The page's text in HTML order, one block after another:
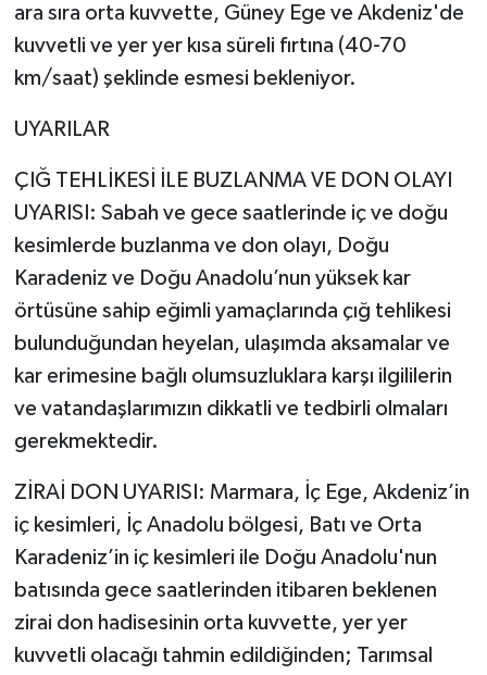
ara sıra orta kuvvette, Güney Ege ve Akdeniz'de
kuvvetli ve yer yer kısa süreli fırtına (40-70
km/saat) şeklinde esmesi bekleniyor.
UYARILAR
ÇIĞ TEHLİKESİ İLE BUZLANMA VE DON OLAYI
UYARISI: Sabah ve gece saatlerinde iç ve doğu
kesimlerde buzlanma ve don olayı, Doğu
Karadeniz ve Doğu Anadolu’nun yüksek kar
örtüsüne sahip eğimli yamaçlarında çığ tehlikesi
bulunduğundan heyelan, ulaşımda aksamalar ve
kar erimesine bağlı olumsuzluklara karşı ilgililerin
ve vatandaşlarımızın dikkatli ve tedbirli olmaları
gerekmektedir.
ZİRAİ DON UYARISI: Marmara, İç Ege, Akdeniz’in
iç kesimleri, İç Anadolu bölgesi, Batı ve Orta
Karadeniz’in iç kesimleri ile Doğu Anadolu'nun
batısında gece saatlerinden itibaren beklenen
zirai don hadisesinin orta kuvvette, yer yer
kuvvetli olacağı tahmin edildiğinden; Tarımsal